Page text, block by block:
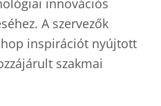
A szervezők
inspirációt nyújtott
szakmai